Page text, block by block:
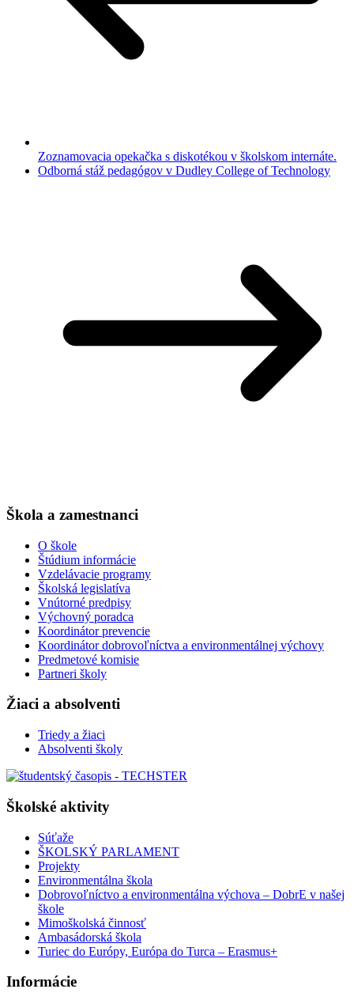
Zoznamovacia opekačka s diskotékou v školskom internáte.
Odborná stáž pedagógov v Dudley College of Technology
Škola a zamestnanci
O škole
Štúdium informácie
Vzdelávacie programy
Školská legislatíva
Vnútorné predpisy
Výchovný poradca
Koordinátor prevencie
Koordinátor dobrovoľníctva a environmentálnej výchovy
Predmetové komisie
Partneri školy
Žiaci a absolventi
Triedy a žiaci
Absolventi školy
Školské aktivity
Súťaže
ŠKOLSKÝ PARLAMENT
Projekty
Environmentálna škola
Dobrovoľníctvo a environmentálna výchova – DobrE v našej
škole
Mimoškolská činnosť
Ambasádorská škola
Turiec do Európy, Európa do Turca – Erasmus+
Informácie